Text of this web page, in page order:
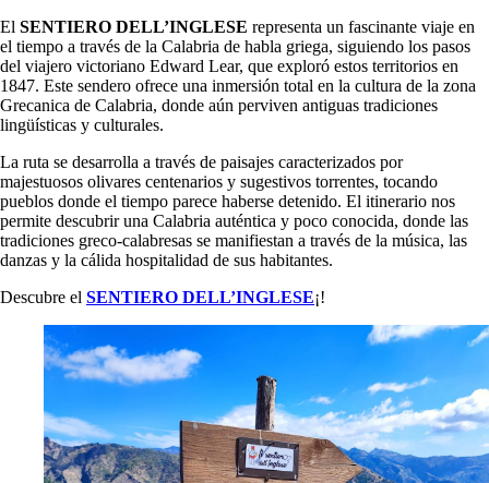
El SENTIERO DELL’INGLESE representa un fascinante viaje en
el tiempo a través de la Calabria de habla griega, siguiendo los pasos
del viajero victoriano Edward Lear, que exploró estos territorios en
1847. Este sendero ofrece una inmersión total en la cultura de la zona
Grecanica de Calabria, donde aún perviven antiguas tradiciones
lingüísticas y culturales.
La ruta se desarrolla a través de paisajes caracterizados por
majestuosos olivares centenarios y sugestivos torrentes, tocando
pueblos donde el tiempo parece haberse detenido. El itinerario nos
permite descubrir una Calabria auténtica y poco conocida, donde las
tradiciones greco-calabresas se manifiestan a través de la música, las
danzas y la cálida hospitalidad de sus habitantes.
Descubre el SENTIERO DELL’INGLESE¡!